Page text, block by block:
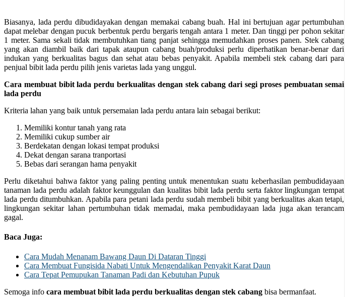
Biasanya, lada perdu dibudidayakan dengan memakai cabang buah. Hal ini bertujuan agar pertumbuhan
dapat melebar dengan pucuk berbentuk perdu bergaris tengah antara 1 meter. Dan tinggi per pohon sekitar
1 meter. Sama sekali tidak membutuhkan tiang panjat sehingga memudahkan proses panen. Stek cabang
yang akan diambil baik dari tapak ataupun cabang buah/produksi perlu diperhatikan benar-benar dari
indukan yang berkualitas bagus dan sehat atau bebas penyakit. Apabila membeli stek cabang dari para
penjual bibit lada perdu pilih jenis varietas lada yang unggul.
Cara membuat bibit lada perdu berkualitas dengan stek cabang dari segi proses pembuatan semai
lada perdu
Kriteria lahan yang baik untuk persemaian lada perdu antara lain sebagai berikut:
Memiliki kontur tanah yang rata
Memiliki cukup sumber air
Berdekatan dengan lokasi tempat produksi
Dekat dengan sarana tranportasi
Bebas dari serangan hama penyakit
Perlu diketahui bahwa faktor yang paling penting untuk menentukan suatu keberhasilan pembudidayaan
tanaman lada perdu adalah faktor keunggulan dan kualitas bibit lada perdu serta faktor lingkungan tempat
lada perdu ditumbuhkan. Apabila para petani lada perdu sudah membeli bibit yang berkualitas akan tetapi,
lingkungan sekitar lahan pertumbuhan tidak memadai, maka pembudidayaan lada juga akan terancam
gagal.
Baca Juga:
Cara Mudah Menanam Bawang Daun Di Dataran Tinggi
Cara Membuat Fungisida Nabati Untuk Mengendalikan Penyakit Karat Daun
Cara Tepat Pemupukan Tanaman Padi dan Kebutuhan Pupuk
Semoga info cara membuat bibit lada perdu berkualitas dengan stek cabang bisa bermanfaat.